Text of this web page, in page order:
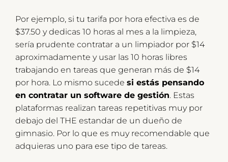
Por ejemplo, si tu tarifa por hora efectiva es de
$37.50 y dedicas 10 horas al mes a la limpieza,
sería prudente contratar a un limpiador por $14
aproximadamente y usar las 10 horas libres
trabajando en tareas que generan más de $14
por hora. Lo mismo sucede si estás pensando
en contratar un software de gestión. Estas
plataformas realizan tareas repetitivas muy por
debajo del THE estandar de un dueño de
gimnasio. Por lo que es muy recomendable que
adquieras uno para ese tipo de tareas.